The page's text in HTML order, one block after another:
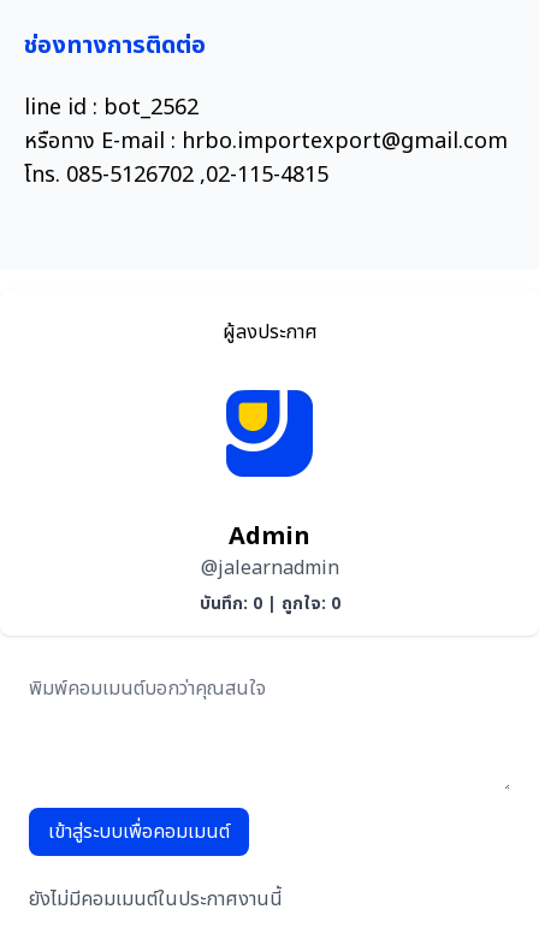
ช่องทางการติดต่อ
line id : bot_2562
หรือทาง E-mail : hrbo.importexport@gmail.com
โทร. 085-5126702 ,02-115-4815
ผู้ลงประกาศ
Admin
@jalearnadmin
บันทึก: 0| ถูกใจ: 0
เข้าสู่ระบบเพื่อคอมเมนต์
ยังไม่มีคอมเมนต์ในประกาศงานนี้